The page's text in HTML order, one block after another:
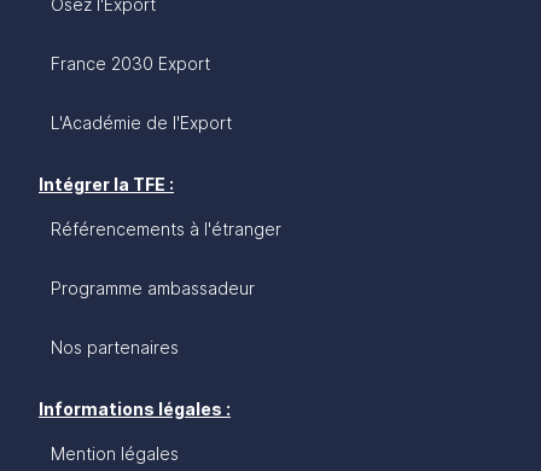
Osez l'Export
France 2030 Export
L'Académie de l'Export
Intégrer la TFE :
Référencements à l'étranger
Programme ambassadeur
Nos partenaires
Informations légales :
Mention légales